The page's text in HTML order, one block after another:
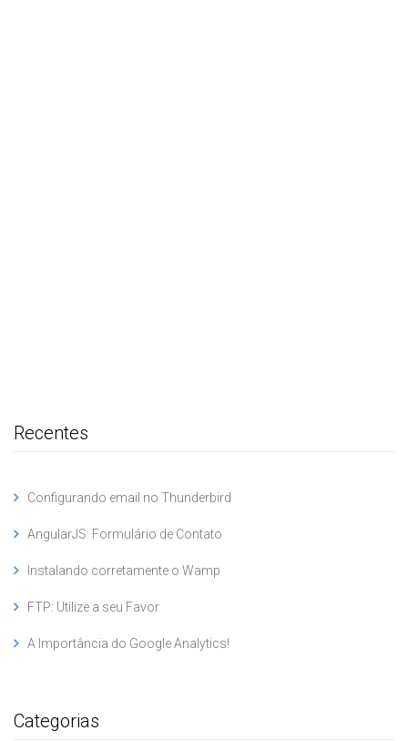
Recentes
Configurando email no Thunderbird
AngularJS: Formulário de Contato
Instalando corretamente o Wamp
FTP: Utilize a seu Favor
A Importância do Google Analytics!
Categorias